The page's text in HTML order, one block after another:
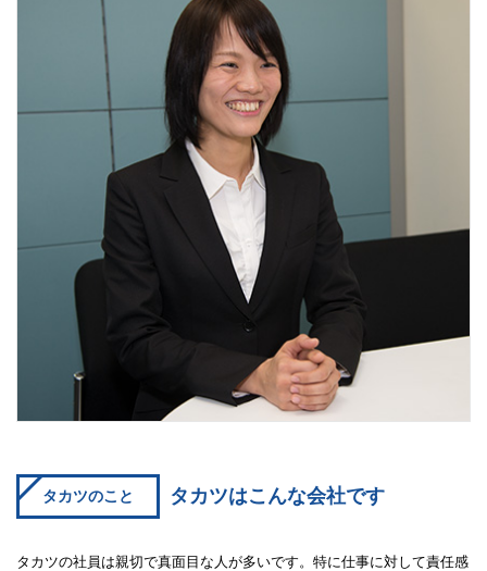
タカツのこと タカツはこんな会社です
タカツの社員は親切で真面目な人が多いです。特に仕事に対して責任感